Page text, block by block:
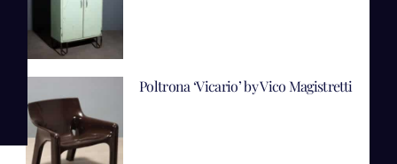
Poltrona ‘Vicario’ by Vico Magistretti